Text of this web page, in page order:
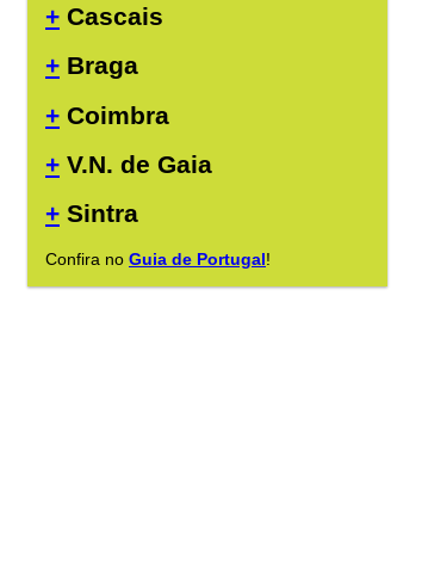
+ Cascais
+ Braga
+ Coimbra
+ V.N. de Gaia
+ Sintra
Confira no Guia de Portugal!